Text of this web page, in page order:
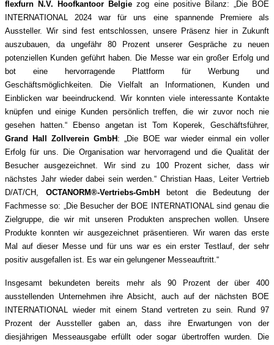
flexfurn N.V. Hoofkantoor Belgie zog eine positive Bilanz: „Die BOE
INTERNATIONAL 2024 war für uns eine spannende Premiere als
Aussteller. Wir sind fest entschlossen, unsere Präsenz hier in Zukunft
auszubauen, da ungefähr 80 Prozent unserer Gespräche zu neuen
potenziellen Kunden geführt haben. Die Messe war ein großer Erfolg und
bot eine hervorragende Plattform für Werbung und
Geschäftsmöglichkeiten. Die Vielfalt an Informationen, Kunden und
Einblicken war beeindruckend. Wir konnten viele interessante Kontakte
knüpfen und einige Kunden persönlich treffen, die wir zuvor noch nie
gesehen hatten.“ Ebenso angetan ist Tom Koperek, Geschäftsführer,
Grand Hall Zollverein GmbH : „Die BOE war wieder einmal ein voller
Erfolg für uns. Die Organisation war hervorragend und die Qualität der
Besucher ausgezeichnet. Wir sind zu 100 Prozent sicher, dass wir
nächstes Jahr wieder dabei sein werden.“ Christian Haas, Leiter Vertrieb
D/AT/CH, OCTANORM®-Vertriebs-GmbH
betont die Bedeutung der
Fachmesse so: „Die Besucher der BOE INTERNATIONAL sind genau die
Zielgruppe, die wir mit unseren Produkten ansprechen wollen. Unsere
Produkte konnten wir ausgezeichnet präsentieren. Wir waren das erste
Mal auf dieser Messe und für uns war es ein erster Testlauf, der sehr
positiv ausgefallen ist. Es war ein gelungener Messeauftritt.“
Insgesamt bekundeten bereits mehr als 90 Prozent der über 400
ausstellenden Unternehmen ihre Absicht, auch auf der nächsten BOE
INTERNATIONAL wieder mit einem Stand vertreten zu sein. Rund 97
Prozent der Aussteller gaben an, dass ihre Erwartungen von der
diesjährigen Messeausgabe erfüllt oder sogar übertroffen wurden. Die